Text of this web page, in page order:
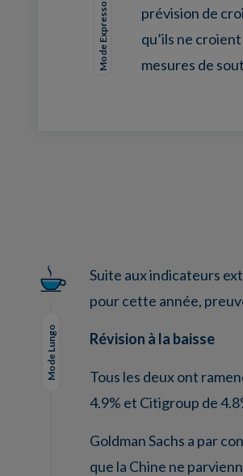
Mode Expresso
prévision de
qu’ils ne
mesures de
Mode Lungo
Suite aux indicateurs
pour cette année,
Révision à la baisse
Tous les deux ont
4.9% et Citigroup de
Goldman Sachs a par
que la Chine ne